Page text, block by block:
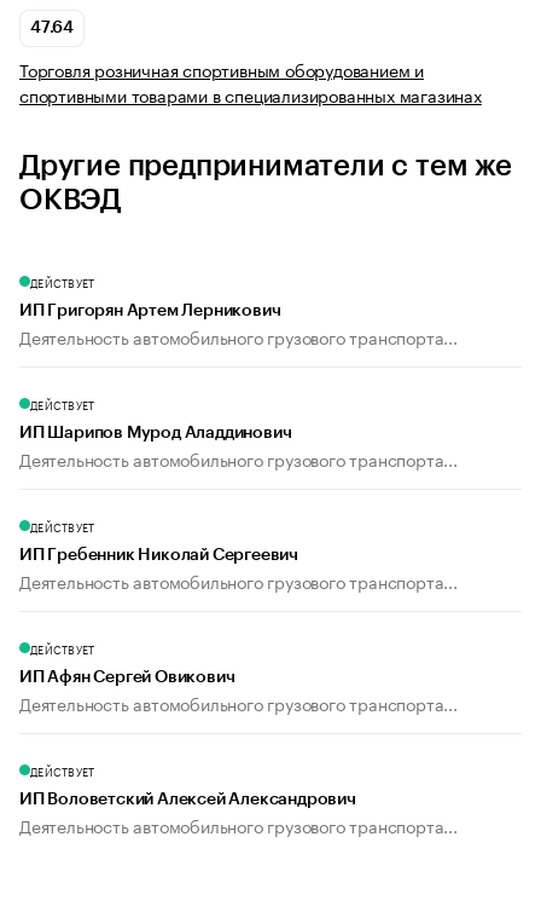
47.64
Торговля розничная спортивным оборудованием и
спортивными товарами в специализированных магазинах
Другие предприниматели с тем же
ОКВЭД
ДЕЙСТВУЕТ
ИП Григорян Артем Лерникович
Деятельность автомобильного грузового транспорта...
ДЕЙСТВУЕТ
ИП Шарипов Мурод Аладдинович
Деятельность автомобильного грузового транспорта...
ДЕЙСТВУЕТ
ИП Гребенник Николай Сергеевич
Деятельность автомобильного грузового транспорта...
ДЕЙСТВУЕТ
ИП Афян Сергей Овикович
Деятельность автомобильного грузового транспорта...
ДЕЙСТВУЕТ
ИП Воловетский Алексей Александрович
Деятельность автомобильного грузового транспорта...